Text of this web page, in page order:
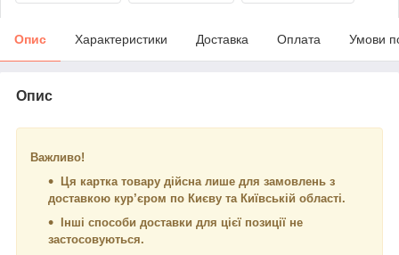
Опис Характеристики Доставка Оплата Умови
Опис
Важливо!
Ця картка товару дійсна лише для замовлень з
доставкою кур’єром по Києву та Київській області.
Інші способи доставки для цієї позиції не
застосовуються.